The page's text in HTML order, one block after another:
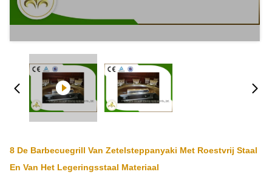
8 De Barbecuegrill Van Zetelsteppanyaki Met Roestvrij Staal
En Van Het Legeringsstaal Materiaal